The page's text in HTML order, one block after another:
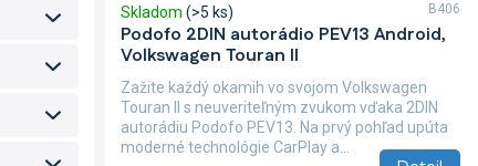
o
vPodofo 2DIN autorádio PEV13 Android,
Volkswagen Touran II
Skladom (>5 ks)
Zažite každý okamih vo svojom Volkswagen
Touran II s neuveriteľným zvukom vďaka 2DIN
autorádiu Podofo PEV13. Na prvý pohľad upúta
moderné technológie CarPlay a...
B406